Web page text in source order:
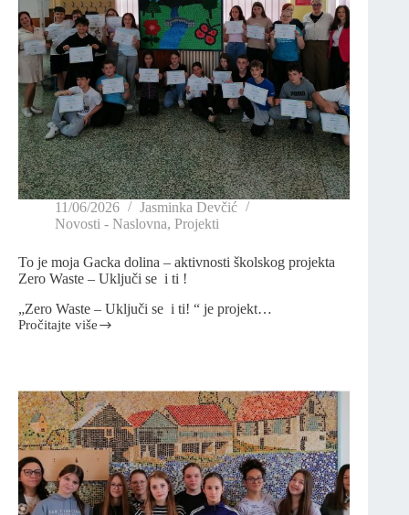
11/06/2026
Jasminka Devčić
Novosti - Naslovna, Projekti
To je moja Gacka dolina – aktivnosti školskog projekta
Zero Waste – Uključi se i ti !
„Zero Waste – Uključi se i ti! “ je projekt…
Pročitajte više